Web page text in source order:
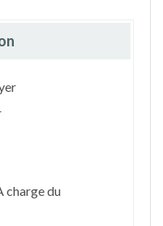
charge du